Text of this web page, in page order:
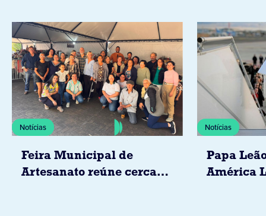
Notícias
Feira Municipal de
Artesanato reúne cerca
Notícias
Papa
América